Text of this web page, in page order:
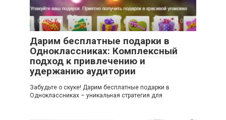
Соцсети 0
Дарим бесплатные подарки в
Одноклассниках: Комплексный
подход к привлечению и
удержанию аудитории
Забудьте о скуке! Дарим бесплатные подарки в
Одноклассниках – уникальная стратегия для